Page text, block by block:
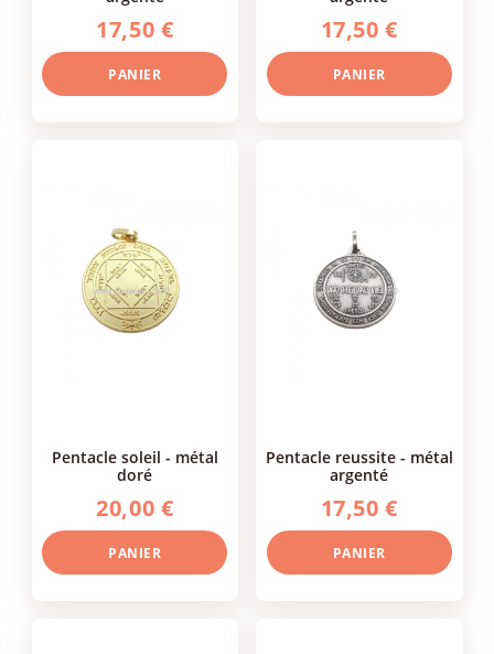
17,50 €
PANIER
17,50 €
PANIER
pentacle soleil - métal
doré
20,00 €
PANIER
pentacle reussite - métal
argenté
17,50 €
PANIER